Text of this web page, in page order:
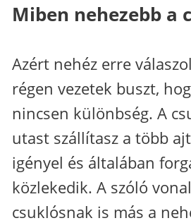
Miben nehezebb a
Azért nehéz erre
régen vezetek buszt,
nincsen különbség. A
utast szállítasz a több
igényel és általában
közlekedik. A szóló
csuklósnak is más a